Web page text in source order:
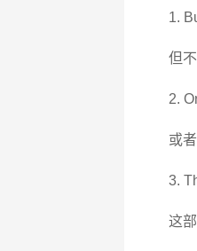
1.
但
2.
或
3.
这